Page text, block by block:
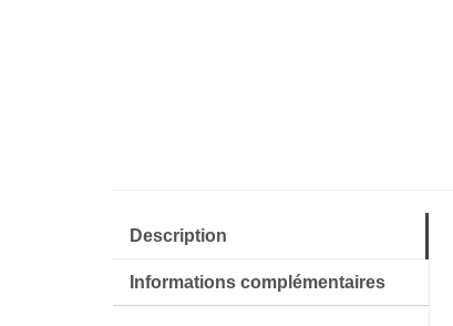
Description
Informations complémentaires